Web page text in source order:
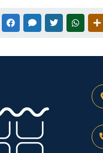
FACEBOOKMESSENGER
TWITTER